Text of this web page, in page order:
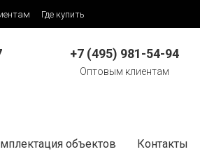
Где купить
+7 (495) 981-54-94
Оптовым клиентам
объектов Контакты